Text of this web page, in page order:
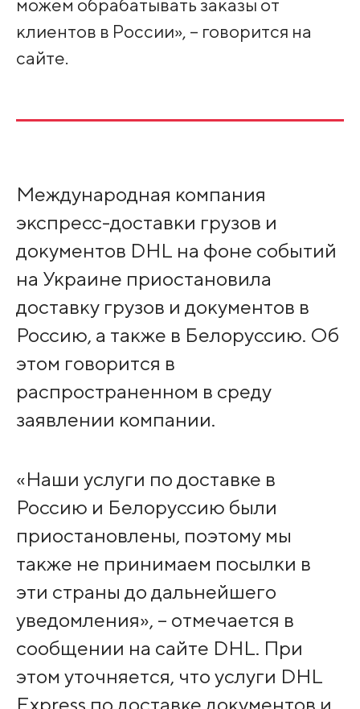
можем обрабатывать заказы от
клиентов в России», – говорится на
сайте.
Международная компания
экспресс-доставки грузов и
документов DHL на фоне событий
на Украине приостановила
доставку грузов и документов в
Россию, а также в Белоруссию. Об
этом говорится в
распространенном в среду
заявлении компании.
«Наши услуги по доставке в
Россию и Белоруссию были
приостановлены, поэтому мы
также не принимаем посылки в
эти страны до дальнейшего
уведомления», – отмечается в
сообщении на сайте DHL. При
этом уточняется, что услуги DHL